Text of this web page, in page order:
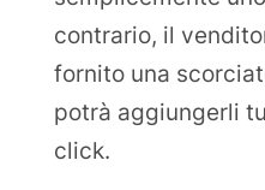
contrario, il
fornito una
potrà aggiungerli
click.